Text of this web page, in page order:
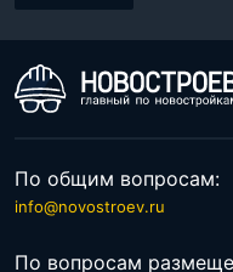
По общим вопросам:
info@novostroev.ru
По вопросам